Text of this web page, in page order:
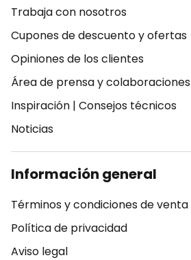
Trabaja con nosotros
Cupones de descuento y ofertas
Opiniones de los clientes
Área de prensa y colaboraciones
Inspiración | Consejos técnicos
Noticias
Información general
Términos y condiciones de venta
Política de privacidad
Aviso legal